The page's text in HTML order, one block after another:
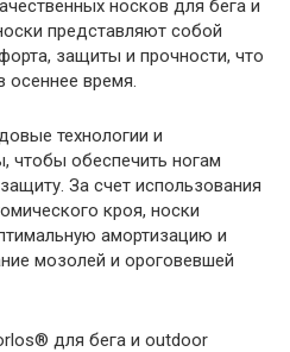
носков для бега и
представляют собой
защиты и прочности, что
время.
технологии и
чтобы обеспечить ногам
За счет использования
кроя, носки
амортизацию и
мозолей и ороговевшей
для бега и outdoor